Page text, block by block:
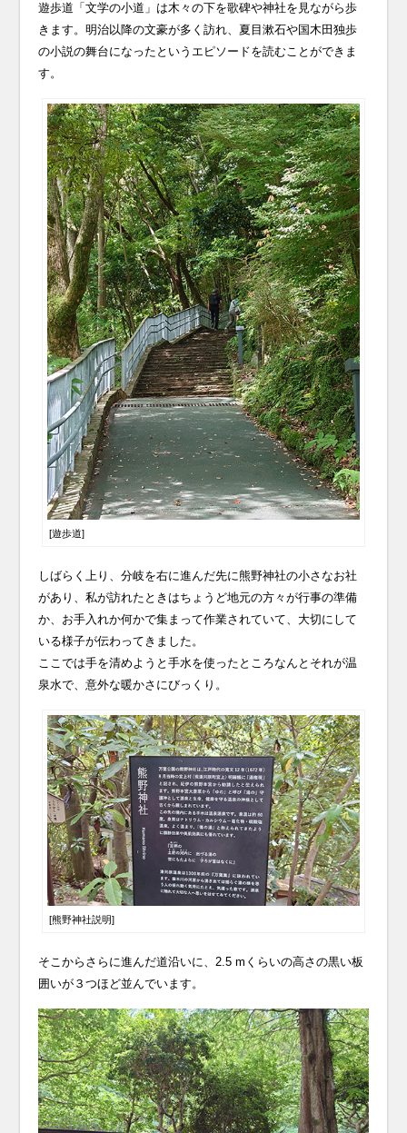
遊歩道「文学の小道」は木々の下を歌碑や神社を見ながら歩
きます。明治以降の文豪が多く訪れ、夏目漱石や国木田独歩
の小説の舞台になったというエピソードを読むことができま
す。
[遊歩道]
しばらく上り、分岐を右に進んだ先に熊野神社の小さなお社
があり、私が訪れたときはちょうど地元の方々が行事の準備
か、お手入れか何かで集まって作業されていて、大切にして
いる様子が伝わってきました。
ここでは手を清めようと手水を使ったところなんとそれが温
泉水で、意外な暖かさにびっくり。
[熊野神社説明]
そこからさらに進んだ道沿いに、2.5 mくらいの高さの黒い板
囲いが３つほど並んでいます。